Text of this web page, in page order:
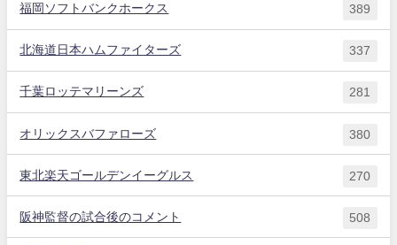
福岡ソフトバンクホークス 389
北海道日本ハムファイターズ 337
千葉ロッテマリーンズ 281
オリックスバファローズ 380
東北楽天ゴールデンイーグルス 270
阪神監督の試合後のコメント 508